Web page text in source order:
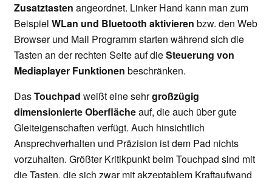
Zusatztasten angeordnet. Linker Hand kann man zum
Beispiel WLan und Bluetooth aktivieren bzw. den Web
Browser und Mail Programm starten während sich die
Tasten an der rechten Seite auf dieSteuerung von
Mediaplayer Funktionen beschränken.
DasTouchpad weißt eine sehrgroßzügig
dimensionierte Oberflächeauf, die auch über gute
Gleiteigenschaften verfügt. Auch hinsichtlich
Ansprechverhalten und Präzision ist dem Pad nichts
vorzuhalten. Größter Kritikpunkt beim Touchpad sind mit
die Tasten, die sich zwar mit akzeptablem Kraftaufwand